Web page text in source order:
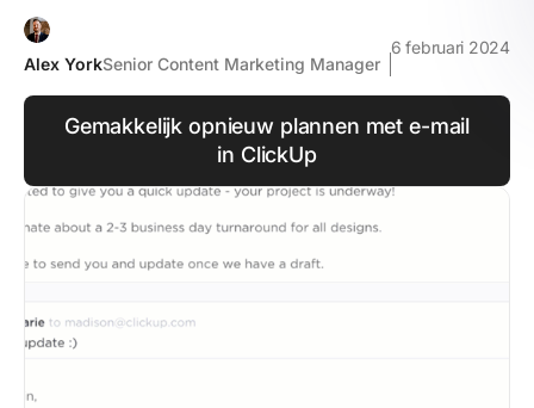
Alex YorkSenior Content Marketing Manager
6 februari 2024
Gemakkelijk opnieuw plannen met e-mail
in ClickUp